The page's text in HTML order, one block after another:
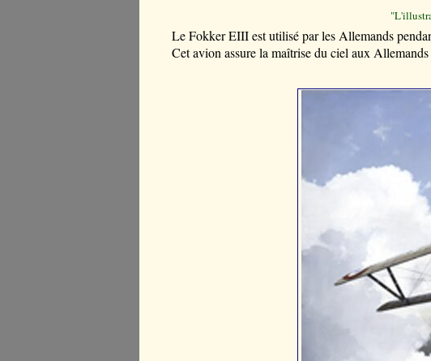
Le Fokker EIII est utilisé par les Allemands
Cet avion assure la maîtrise du ciel aux